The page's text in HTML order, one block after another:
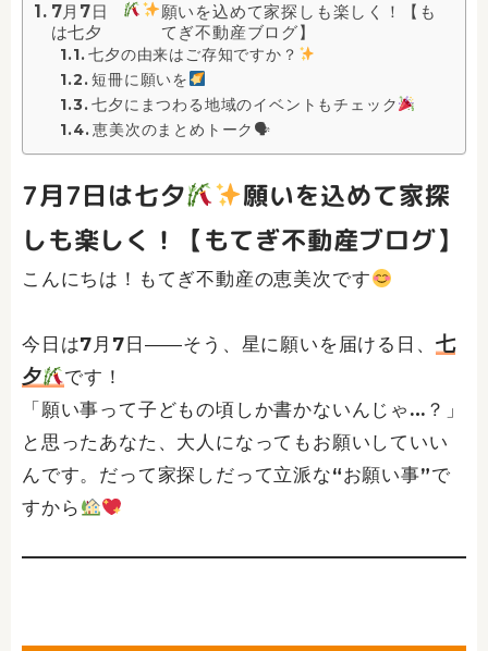
7月7日
は七夕
願いを込めて家探しも楽しく！【も
てぎ不動産ブログ】
七夕の由来はご存知ですか？
短冊に願いを
七夕にまつわる地域のイベントもチェック
恵美次のまとめトーク🗣
7月7日は七夕
願いを込めて家探
しも楽しく！【もてぎ不動産ブログ】
こんにちは！もてぎ不動産の恵美次です
今日は7月7日――そう、星に願いを届ける日、 七
夕
です！
「願い事って子どもの頃しか書かないんじゃ…？」
と思ったあなた、大人になってもお願いしていい
んです。だって家探しだって立派な“お願い事”で
すから